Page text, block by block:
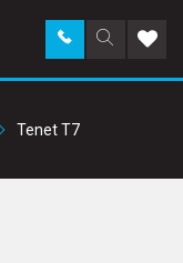
Поиск
по
Заказать
звонок в
Tenet T7